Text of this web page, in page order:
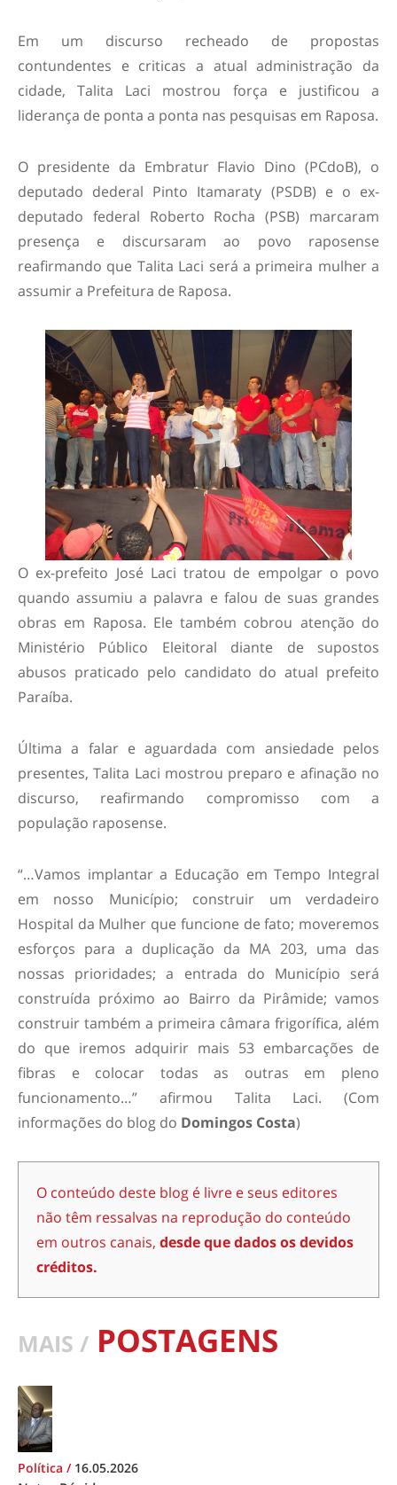
Em um discurso recheado de propostas
contundentes e criticas a atual administração da
cidade, Talita Laci mostrou força e justificou a
liderança de ponta a ponta nas pesquisas em Raposa.
O presidente da Embratur Flavio Dino (PCdoB), o
deputado dederal Pinto Itamaraty (PSDB) e o ex-
deputado federal Roberto Rocha (PSB) marcaram
presença e discursaram ao povo raposense
reafirmando que Talita Laci será a primeira mulher a
assumir a Prefeitura de Raposa.
O ex-prefeito José Laci tratou de empolgar o povo
quando assumiu a palavra e falou de suas grandes
obras em Raposa. Ele também cobrou atenção do
Ministério Público Eleitoral diante de supostos
abusos praticado pelo candidato do atual prefeito
Paraíba.
Última a falar e aguardada com ansiedade pelos
presentes, Talita Laci mostrou preparo e afinação no
discurso, reafirmando compromisso com a
população raposense.
“…Vamos implantar a Educação em Tempo Integral
em nosso Município; construir um verdadeiro
Hospital da Mulher que funcione de fato; moveremos
esforços para a duplicação da MA 203, uma das
nossas prioridades; a entrada do Município será
construída próximo ao Bairro da Pirâmide; vamos
construir também a primeira câmara frigorífica, além
do que iremos adquirir mais 53 embarcações de
fibras e colocar todas as outras em pleno
funcionamento…” afirmou Talita Laci. (Com
informações do blog do Domingos Costa)
O conteúdo deste blog é livre e seus editores
não têm ressalvas na reprodução do conteúdo
em outros canais, desde que dados os devidos
créditos.
MAIS / POSTAGENS
Política / 16.05.2026